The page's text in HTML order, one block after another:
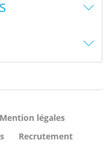
Mention légales
Recrutement